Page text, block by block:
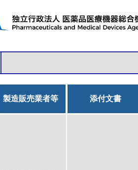
製造販売業者等 添付文書